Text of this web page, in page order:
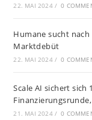
22. MAI 2024 / 0
Humane sucht
Marktdebüt
22. MAI 2024 / 0
Scale AI sichert sich
21. MAI 2024 / 0